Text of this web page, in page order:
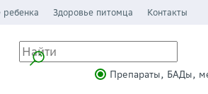
ребенка Здоровье питомца Контакты
Препараты, БАДы,